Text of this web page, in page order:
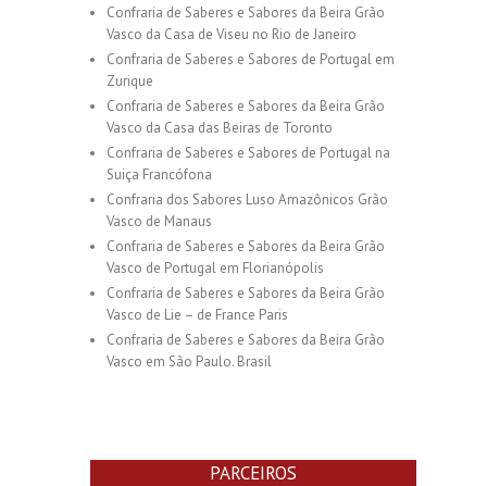
Confraria de Saberes e Sabores da Beira Grão
Vasco da Casa de Viseu no Rio de Janeiro
Confraria de Saberes e Sabores de Portugal em
Zurique
Confraria de Saberes e Sabores da Beira Grão
Vasco da Casa das Beiras de Toronto
Confraria de Saberes e Sabores de Portugal na
Suiça Francófona
Confraria dos Sabores Luso Amazônicos Grão
Vasco de Manaus
Confraria de Saberes e Sabores da Beira Grão
Vasco de Portugal em Florianópolis
Confraria de Saberes e Sabores da Beira Grão
Vasco de Lie – de France Paris
Confraria de Saberes e Sabores da Beira Grão
Vasco em São Paulo. Brasil
PARCEIROS